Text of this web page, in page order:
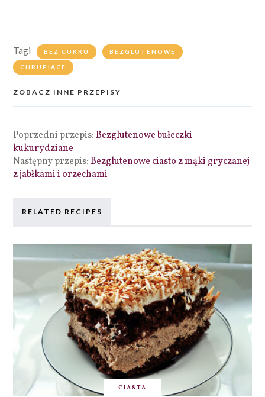
Tagi BEZ CUKRU BEZGLUTENOWE
CHRUPIĄCE
ZOBACZ INNE PRZEPISY
Poprzedni przepis:Bezglutenowe bułeczki
kukurydziane
Następny przepis:Bezglutenowe ciasto z mąki gryczanej
z jabłkami i orzechami
RELATED RECIPES
CIASTA